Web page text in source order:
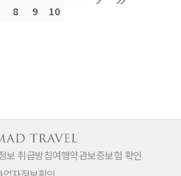
8 9 10
보 취급방침여행약관보증보험 확인